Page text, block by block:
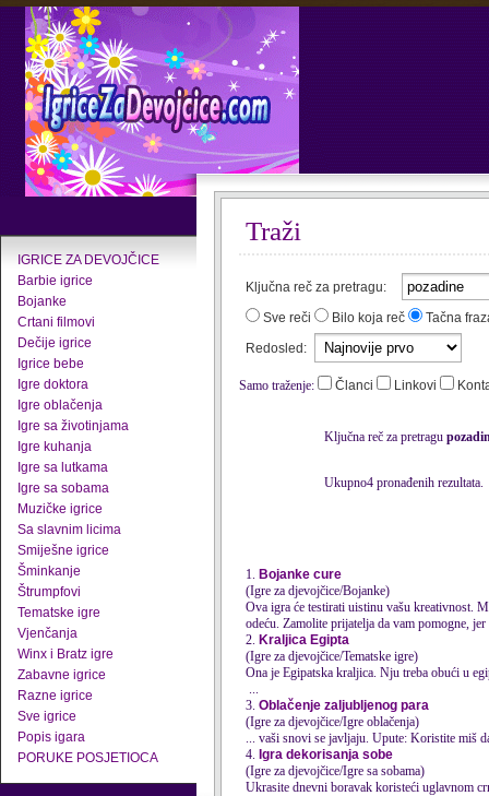
IGRICE ZA DEVOJČICE
Barbie igrice
Bojanke
Crtani filmovi
Dečije igrice
Igrice bebe
Igre doktora
Igre oblačenja
Igre sa životinjama
Igre kuhanja
Igre sa lutkama
Igre sa sobama
Muzičke igrice
Sa slavnim licima
Smiješne igrice
Šminkanje
Štrumpfovi
Tematske igre
Vjenčanja
Winx i Bratz igre
Zabavne igrice
Razne igrice
Sve igrice
Popis igara
PORUKE POSJETIOCA
Traži
Ključna reč za pretragu:
Sve reči
Bilo koja reč
Tačna
Redosled:
Samo traženje: Članci Linkovi
Ključna reč za pretragu
Ukupno4 pronađenih rezultata.
1. Bojanke cure
(Igre za djevojčice/Bojanke)
Ova igra će testirati uistinu vašu kreativnost.
odeću. Zamolite prijatelja da vam pomogne,
2. Kraljica Egipta
(Igre za djevojčice/Tematske igre)
Ona je Egipatska kraljica. Nju treba obući u
...
3. Oblačenje zaljubljenog para
(Igre za djevojčice/Igre oblačenja)
... vaši snovi se javljaju. Upute: Koristite miš
4. Igra dekorisanja sobe
(Igre za djevojčice/Igre sa sobama)
Ukrasite dnevni boravak koristeći uglavnom